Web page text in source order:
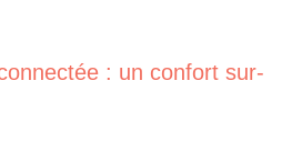
: un confort sur-